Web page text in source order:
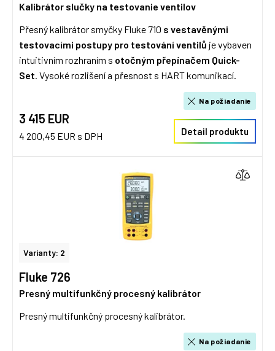
Kalibrátor slučky na testovanie ventilov
Přesný kalibrátor smyčky Fluke 710 s vestavěnými
testovacími postupy pro testování ventilů je vybaven
intuitivním rozhraním s otočným přepínačem Quick-
Set. Vysoké rozlišení a přesnost s HART komunikací.
3 415 EUR
4 200,45 EUR s DPH
Na požiadanie
Detail produktu
Varianty: 2
Fluke 726
Presný multifunkčný procesný kalibrátor
Presný multifunkčný procesný kalibrátor.
Na požiadanie